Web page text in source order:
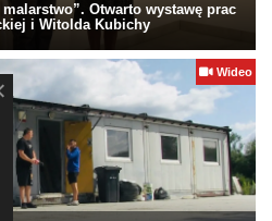
Otwarto wystawę prac
i Witolda Kubichy
Wideo